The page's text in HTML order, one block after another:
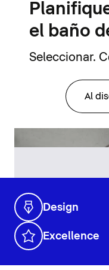
el baño
Seleccionar.
Al
Design
Excellence